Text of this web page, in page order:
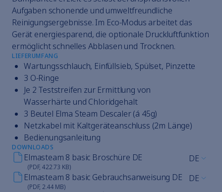
Aufgaben schonende und umweltfreundliche
Reinigungsergebnisse. Im Eco-Modus arbeitet das
Gerät energiesparend, die optionale Druckluftfunktion
ermöglicht schnelles Abblasen und Trocknen.
LIEFERUMFANG
Wartungsschlauch, Einfüllsieb, Spülset, Pinzette
3 O-Ringe
Je 2 Teststreifen zur Ermittlung von
Wasserhärte und Chloridgehalt
3 Beutel Elma Steam Descaler (á 45g)
Netzkabel mit Kaltgeräteanschluss (2m Länge)
Bedienungsanleitung
DOWNLOADS
Elmasteam 8 basic Broschüre DE
(PDF, 422.73 KB)
DE
Elmasteam 8 basic Gebrauchsanweisung DE
(PDF, 2.44 MB)
DE